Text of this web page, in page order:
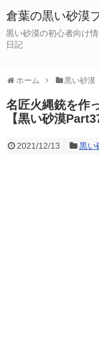
倉葉の黒い砂漠
黒い砂漠の初心者向け
日記
ホーム 黒い砂漠
名匠火縄銃を作
【黒い砂漠
2021/12/13 黒い